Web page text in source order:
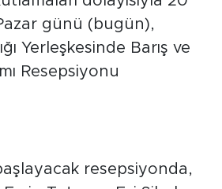
günü (bugün),
Yerleşkesinde Barış ve
Resepsiyonu
resepsiyonda,